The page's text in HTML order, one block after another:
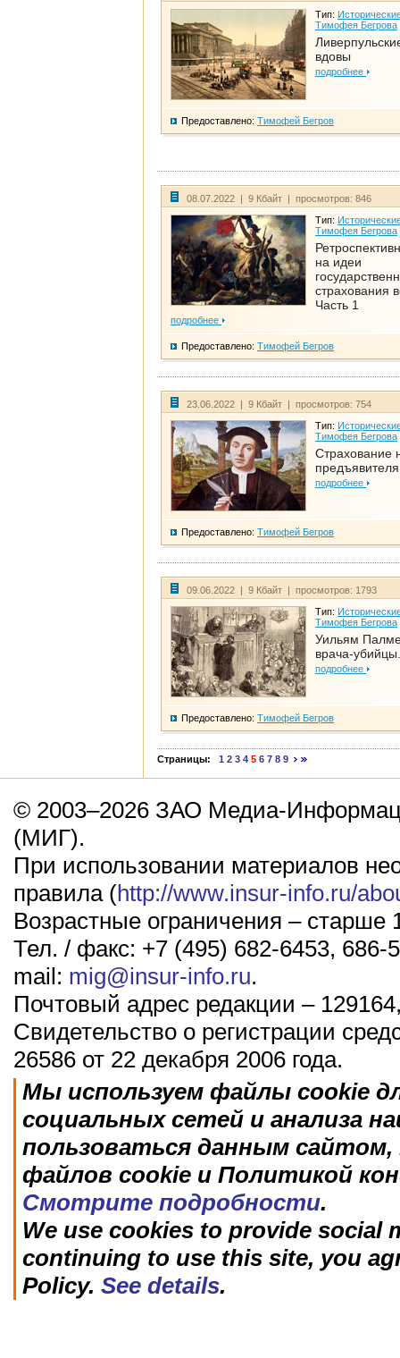
Тип:
Тимофея Бегрова
вдовы
подробнее
Предоставлено: Тимофей Бегров
08.07.2022 | 9 Кбайт | просмотров: 846
Тип:
Тимофея Бегрова
на идеи
страхования
Часть 1
подробнее
Предоставлено: Тимофей Бегров
23.06.2022 | 9 Кбайт | просмотров: 754
Тип:
Тимофея Бегрова
Страхование
предъявителя
подробнее
Предоставлено: Тимофей Бегров
09.06.2022 | 9 Кбайт | просмотров: 1793
Тип:
Тимофея Бегрова
Уильям
врача-
подробнее
Предоставлено: Тимофей Бегров
Страницы: 1 2 3 4 5 6 7 8 9
© 2003–2026 ЗАО Медиа-
(МИГ).
При использовании материалов
правила (http://www.insur-info.ru/
Возрастные ограничения – старше
Тел. / факс: +7 (495) 682-6453, 686-
mail: mig@insur-info.ru.
Почтовый адрес редакции –
Свидетельство о регистрации
26586 от 22 декабря 2006 года.
Мы используем файлы cookie
социальных сетей и анализа
пользоваться данным
файлов cookie и Политикой
Смотрите подробности.
We use cookies to provide social
continuing to use this site, you
Policy. See details.